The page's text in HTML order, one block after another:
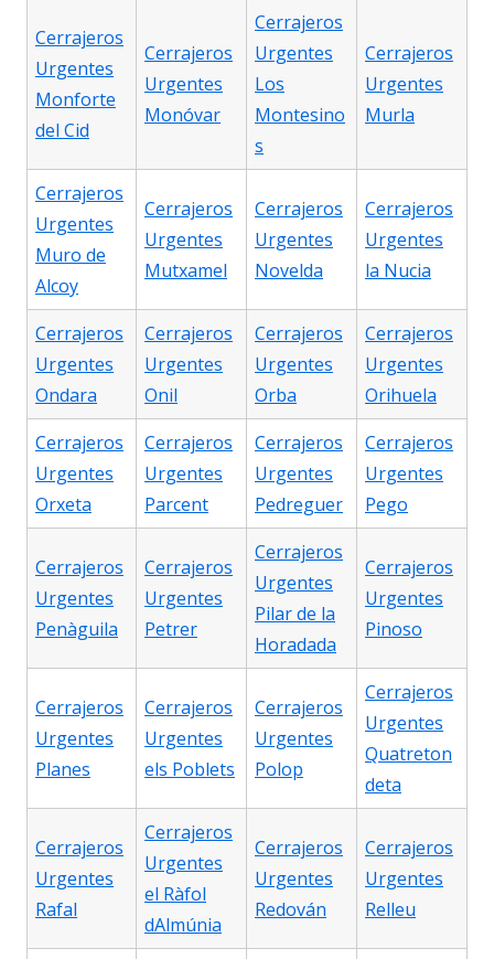
Cerrajeros
Urgentes
Monforte
del Cid
Cerrajeros
Urgentes
Monóvar
Cerrajeros
Urgentes
Los
Montesino
s
Cerrajeros
Urgentes
Murla
Cerrajeros
Urgentes
Muro de
Alcoy
Cerrajeros
Urgentes
Mutxamel
Cerrajeros
Urgentes
Novelda
Cerrajeros
Urgentes
la Nucia
Cerrajeros
Urgentes
Ondara
Cerrajeros
Urgentes
Onil
Cerrajeros
Urgentes
Orba
Cerrajeros
Urgentes
Orihuela
Cerrajeros
Urgentes
Orxeta
Cerrajeros
Urgentes
Parcent
Cerrajeros
Urgentes
Pedreguer
Cerrajeros
Urgentes
Pego
Cerrajeros
Urgentes
Penàguila
Cerrajeros
Urgentes
Petrer
Cerrajeros
Urgentes
Pilar de la
Horadada
Cerrajeros
Urgentes
Pinoso
Cerrajeros
Urgentes
Planes
Cerrajeros
Urgentes
els Poblets
Cerrajeros
Urgentes
Polop
Cerrajeros
Urgentes
Quatreton
deta
Cerrajeros
Urgentes
Rafal
Cerrajeros
Urgentes
el Ràfol
dAlmúnia
Cerrajeros
Urgentes
Redován
Cerrajeros
Urgentes
Relleu